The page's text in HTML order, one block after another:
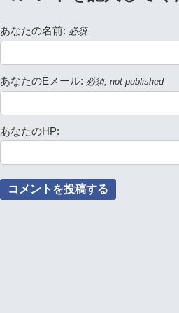
あなたの名前: 必須
あなたのEメール: 必須, not published
あなたのHP: